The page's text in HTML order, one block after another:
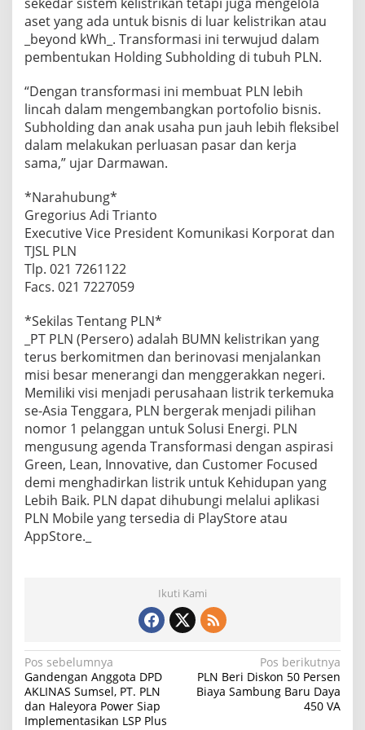
aset yang ada untuk bisnis di luar kelistrikan atau
_beyond kWh_. Transformasi ini terwujud dalam
pembentukan Holding Subholding di tubuh PLN.
“Dengan transformasi ini membuat PLN lebih
lincah dalam mengembangkan portofolio bisnis.
Subholding dan anak usaha pun jauh lebih fleksibel
dalam melakukan perluasan pasar dan kerja
sama,” ujar Darmawan.
*Narahubung*
Gregorius Adi Trianto
Executive Vice President Komunikasi Korporat dan
TJSL PLN
Tlp. 021 7261122
Facs. 021 7227059
*Sekilas Tentang PLN*
_PT PLN (Persero) adalah BUMN kelistrikan yang
terus berkomitmen dan berinovasi menjalankan
misi besar menerangi dan menggerakkan negeri.
Memiliki visi menjadi perusahaan listrik terkemuka
se-Asia Tenggara, PLN bergerak menjadi pilihan
nomor 1 pelanggan untuk Solusi Energi. PLN
mengusung agenda Transformasi dengan aspirasi
Green, Lean, Innovative, dan Customer Focused
demi menghadirkan listrik untuk Kehidupan yang
Lebih Baik. PLN dapat dihubungi melalui aplikasi
PLN Mobile yang tersedia di PlayStore atau
AppStore._
Ikuti Kami
N
a
v
Pos sebelumnya
Gandengan Anggota DPD
AKLINAS Sumsel, PT. PLN
dan Haleyora Power Siap
Implementasikan LSP Plus
Pos berikutnya
PLN Beri Diskon 50 Persen
Biaya Sambung Baru Daya
450 VA